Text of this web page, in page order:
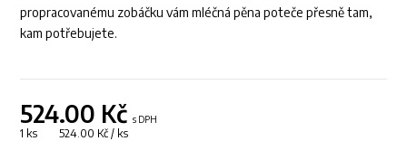
propracovanému zobáčku vám mléčná pěna poteče přesně tam,
kam potřebujete.
524.00 Kčs DPH
1 ks 524.00 Kč / ks